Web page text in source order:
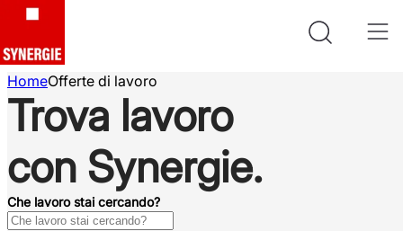
HomeOfferte di lavoro
Trova lavoro
con Synergie.
Che lavoro stai cercando?